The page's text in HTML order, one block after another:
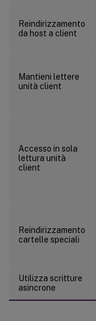
Reindirizzamento
da host a client
Mantieni lettere
unità client
Accesso in sola
lettura unità
client
Reindirizzamento
cartelle speciali
Utilizza scritture
asincrone